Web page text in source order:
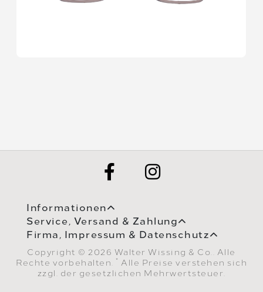
Informationen
Service, Versand & Zahlung
Firma, Impressum & Datenschutz
Copyright © 2026 Walter Wissing & Co.. Alle
Rechte vorbehalten.
* Alle Preise verstehen sich
zzgl. der gesetzlichen Mehrwertsteuer.